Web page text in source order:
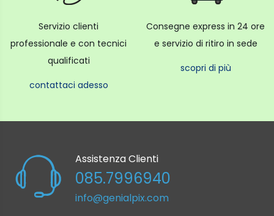
Servizio clienti
professionale e con tecnici
qualificati
contattaci adesso
Consegne express in 24 ore
e servizio di ritiro in sede
scopri di più
Assistenza Clienti
085.7996940
info@genialpix.com